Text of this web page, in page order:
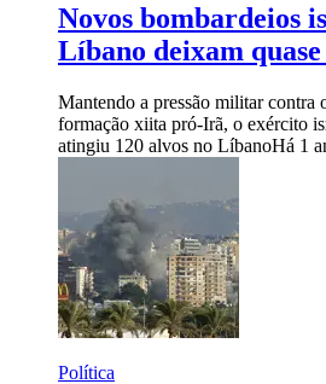
Novos bombardeios
Líbano deixam
Mantendo a pressão militar contra
formação xiita pró-Irã, o exército
atingiu 120 alvos no LíbanoHá 1
Política